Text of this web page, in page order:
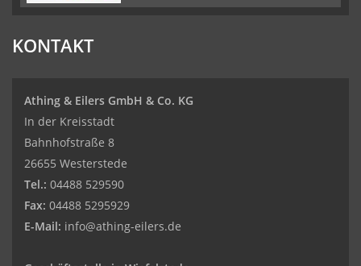
KONTAKT
Athing & Eilers GmbH & Co. KG
In der Kreisstadt
Bahnhofstraße 8
26655 Westerstede
Tel.: 04488 529590
Fax: 04488 5295929
E-Mail: info@athing-eilers.de